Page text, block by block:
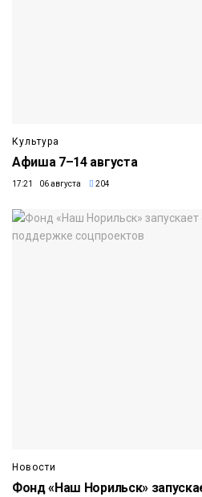
Культура
Афиша 7–14 августа
17:21 06 августа 204
Новости
Фонд «Наш Норильск»